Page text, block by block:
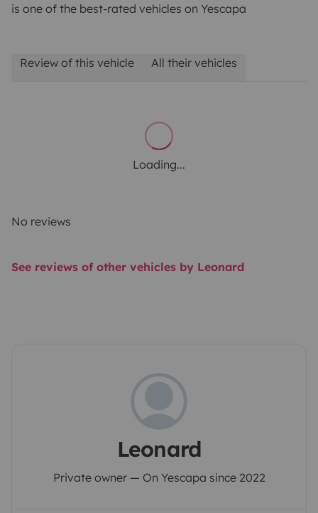
is one of the best-rated vehicles on Yescapa
Review of this vehicle All their vehicles
Loading...
No reviews
See reviews of other vehicles by Leonard
Leonard
Private owner — On Yescapa since 2022